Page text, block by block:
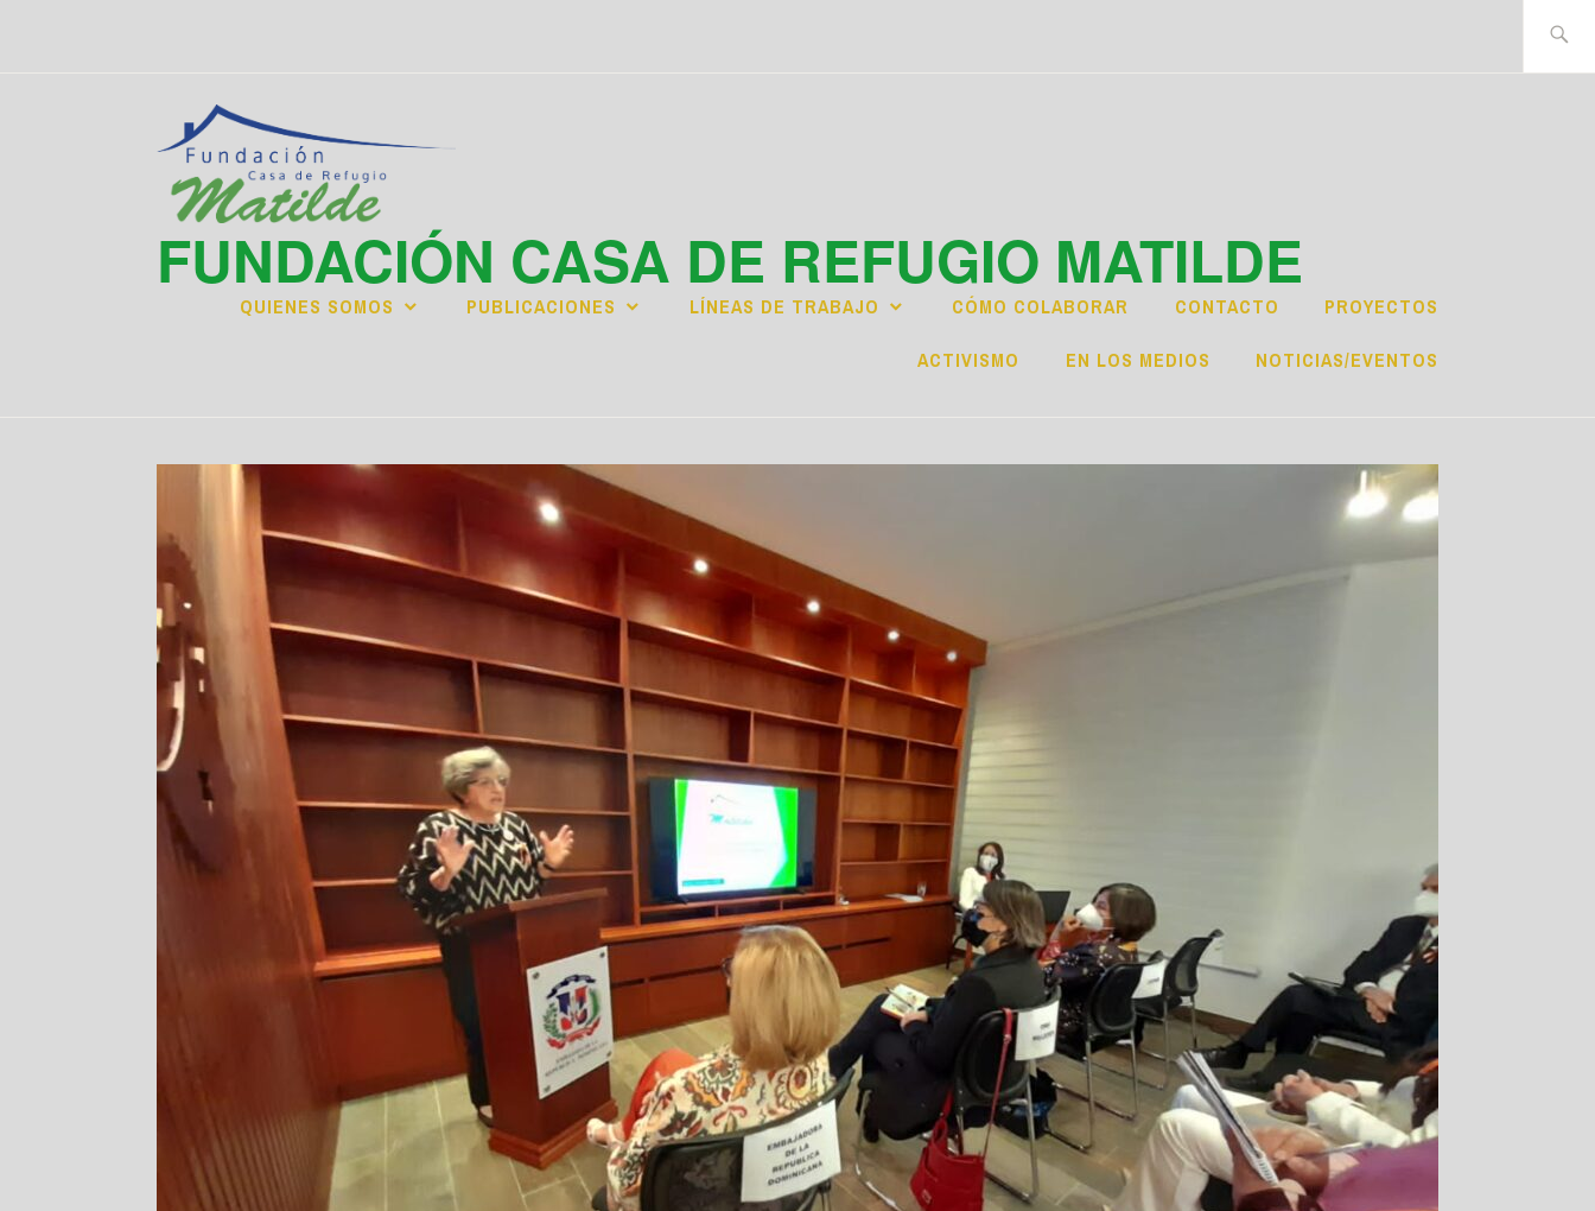
FUNDACIÓN CASA DE REFUGIO MATILDE
QUIENES SOMOS PUBLICACIONES LÍNEAS DE TRABAJO CÓMO COLABORAR CONTACTO PROYECTOS
ACTIVISMO EN LOS MEDIOS NOTICIAS/EVENTOS